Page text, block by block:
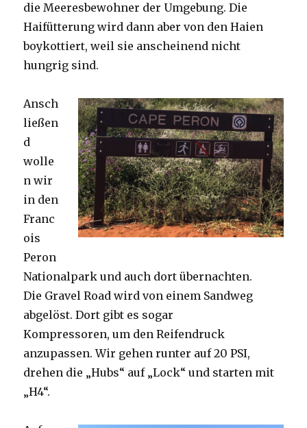
die Meeresbewohner der Umgebung. Die
Haifütterung wird dann aber von den Haien
boykottiert, weil sie anscheinend nicht
hungrig sind.
Ansch
ließen
d
wolle
n wir
in den
Franc
ois
Peron
Nationalpark und auch dort übernachten.
Die Gravel Road wird von einem Sandweg
abgelöst. Dort gibt es sogar
Kompressoren, um den Reifendruck
anzupassen. Wir gehen runter auf 20 PSI,
drehen die „Hubs“ auf „Lock“ und starten mit
„H4“.